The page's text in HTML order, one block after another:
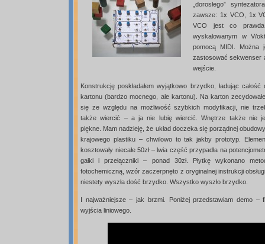
„dorosłego”
zawsze: 1x VCO, 1x
VCO jest co prawda
wyskalowanym w V/
pomocą MIDI. Można
zastosować sekwenser
wejście.
Konstrukcję poskładałem wyjątkowo brzydko, ładując całość
kartonu (bardzo mocnego, ale kartonu). Na karton
się ze względu na możliwość szybkich modyfikacji, nie
także wiercić – a ja nie lubię wiercić. Wnętrze także nie
piękne. Mam nadzieję, że układ doczeka się porządnej
krajowego plastiku – chwilowo to tak jakby prototyp.
kosztowały niecałe 50zł – lwia część przypadła na
gałki i przełączniki – ponad 30zł. Płytkę wykonano
fotochemiczną, wzór zaczerpnęto z oryginalnej instrukcji
niestety wyszła dość brzydko. Wszystko wyszło brzydko.
I najważniejsze – jak brzmi. Poniżej przedstawiam demo –
wyjścia liniowego.